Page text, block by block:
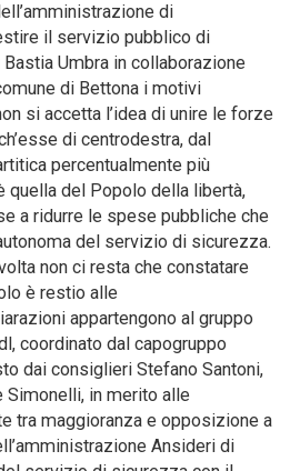
di
il servizio pubblico di
Umbra in collaborazione
di Bettona i motivi
si accetta l’idea di unire le forze
di centrodestra, dal
percentualmente più
quella del Popolo della libertà,
a ridurre le spese pubbliche che
del servizio di sicurezza.
non ci resta che constatare
è restio alle
appartengono al gruppo
coordinato dal capogruppo
dai consiglieri Stefano Santoni,
Simonelli, in merito alle
tra maggioranza e opposizione a
Ansideri di